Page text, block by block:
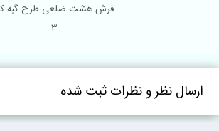
فرش هشت ضلعی طرح گبه
3
ارسال نظر و نظرات ثبت شده